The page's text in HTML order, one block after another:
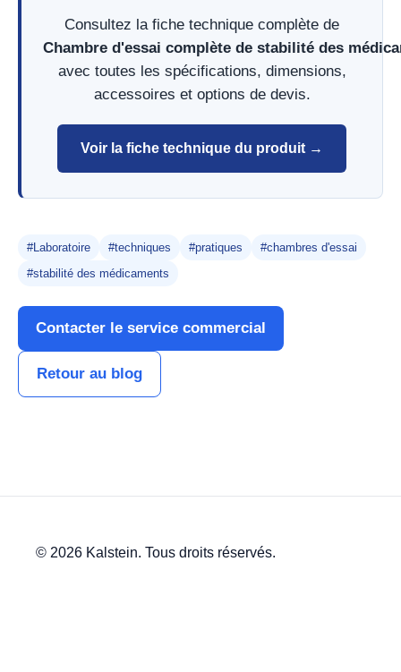
Consultez la fiche technique complète de
Chambre d'essai complète de stabilité des
avec toutes les spécifications, dimensions,
accessoires et options de devis.
Voir la fiche technique du produit →
#Laboratoire #techniques #pratiques
#chambres d'essai
#stabilité des médicaments
Contacter le service commercial
Retour au blog
© 2026 Kalstein. Tous droits réservés.